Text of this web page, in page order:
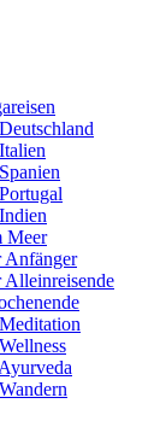
Meer
Anfänger
Alleinreisende